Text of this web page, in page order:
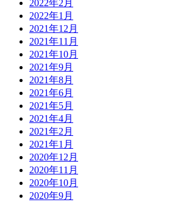
2022年2月
2022年1月
2021年12月
2021年11月
2021年10月
2021年9月
2021年8月
2021年6月
2021年5月
2021年4月
2021年2月
2021年1月
2020年12月
2020年11月
2020年10月
2020年9月